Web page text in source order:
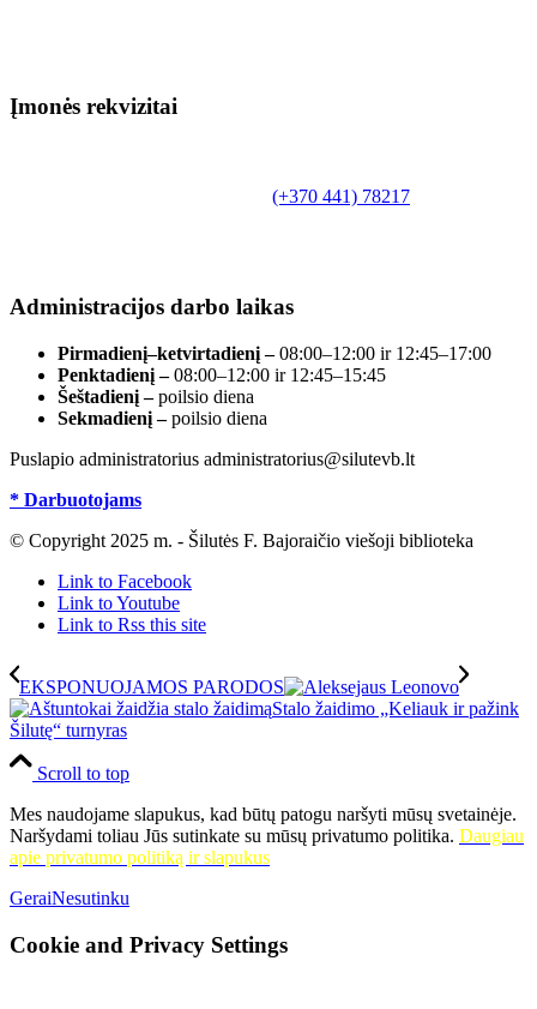
Įmonės rekvizitai
(+370 441) 78217
Administracijos darbo laikas
Pirmadienį–ketvirtadienį –08:00–12:00 ir 12:45–17:00
Penktadienį –08:00–12:00 ir 12:45–15:45
Šeštadienį –poilsio diena
Sekmadienį –poilsio diena
Puslapio administratorius administratorius@silutevb.lt
* Darbuotojams
© Copyright 2025 m. - Šilutės F. Bajoraičio viešoji biblioteka
Link to Facebook
Link to Youtube
Link to Rss this site
EKSPONUOJAMOS PARODOS
Stalo žaidimo „Keliauk ir pažink
Šilutę“ turnyras
Scroll to top
Mes naudojame slapukus, kad būtų patogu naršyti mūsų svetainėje.
Naršydami toliau Jūs sutinkate su mūsų privatumo politika. Daugiau
apie privatumo politiką ir slapukus
GeraiNesutinku
Cookie and Privacy Settings